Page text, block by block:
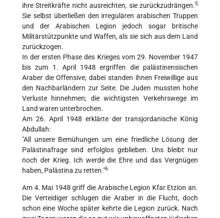
ihre Streitkräfte nicht ausreichten, sie zurückzudrängen.5
Sie selbst überließen den irregulären arabischen Truppen
und der Arabischen Legion jedoch sogar britische
Militärstützpunkte und Waffen, als sie sich aus dem Land
zurückzogen.
In der ersten Phase des Krieges vom 29. November 1947
bis zum 1. April 1948 ergriffen die palästinensischen
Araber die Offensive; dabei standen ihnen Freiwillige aus
den Nachbarländern zur Seite. Die Juden mussten hohe
Verluste hinnehmen; die wichtigsten Verkehrswege im
Land waren unterbrochen.
Am 26. April 1948 erklärte der transjordanische König
Abdullah:
"All unsere Bemühungen um eine friedliche Lösung der
Palästinafrage sind erfolglos geblieben. Uns bleibt nur
noch der Krieg. Ich werde die Ehre und das Vergnügen
haben, Palästina zu retten."6
Am 4. Mai 1948 griff die Arabische Legion Kfar Etzion an.
Die Verteidiger schlugen die Araber in die Flucht, doch
schon eine Woche später kehrte die Legion zurück. Nach